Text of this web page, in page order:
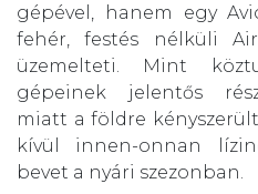
gépével, hanem egy
fehér, festés nélküli
üzemelteti. Mint
gépeinek jelentős
miatt a földre
kívül innen-onnan
bevet a nyári szezonban.